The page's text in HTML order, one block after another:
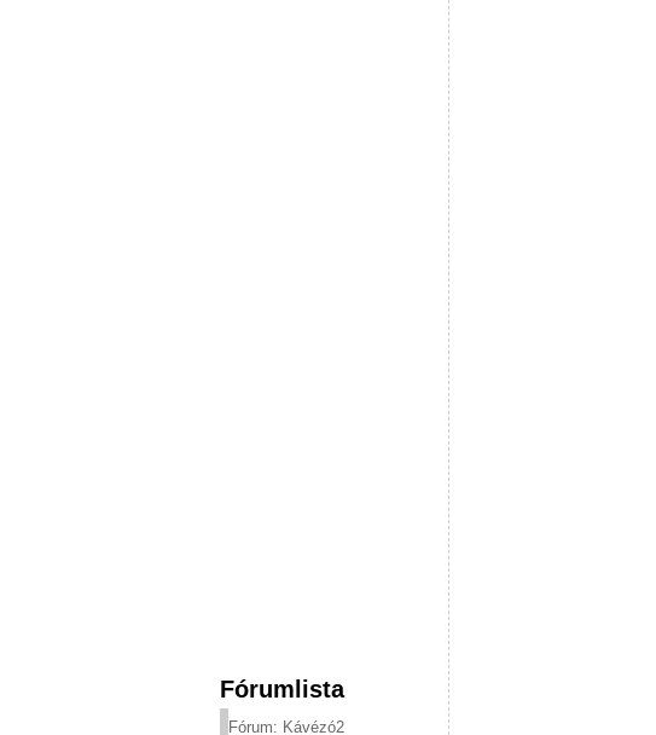
Fórumlista
Fórum: Kávézó2